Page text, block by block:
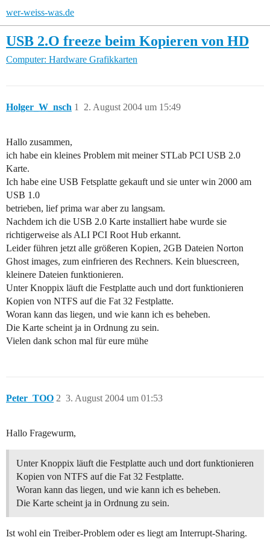
wer-weiss-was.de
USB 2.O freeze beim Kopieren von HD
Computer: Hardware Grafikkarten
Holger_W_nsch 2. August 2004 um 15:49
1
Hallo zusammen,
ich habe ein kleines Problem mit meiner STLab PCI USB 2.0
Karte.
Ich habe eine USB Fetsplatte gekauft und sie unter win 2000 am
USB 1.0
betrieben, lief prima war aber zu langsam.
Nachdem ich die USB 2.0 Karte installiert habe wurde sie
richtigerweise als ALI PCI Root Hub erkannt.
Leider führen jetzt alle größeren Kopien, 2GB Dateien Norton
Ghost images, zum einfrieren des Rechners. Kein bluescreen,
kleinere Dateien funktionieren.
Unter Knoppix läuft die Festplatte auch und dort funktionieren
Kopien von NTFS auf die Fat 32 Festplatte.
Woran kann das liegen, und wie kann ich es beheben.
Die Karte scheint ja in Ordnung zu sein.
Vielen dank schon mal für eure mühe
Peter_TOO 3. August 2004 um 01:53
2
Hallo Fragewurm,
Unter Knoppix läuft die Festplatte auch und dort funktionieren
Kopien von NTFS auf die Fat 32 Festplatte.
Woran kann das liegen, und wie kann ich es beheben.
Die Karte scheint ja in Ordnung zu sein.
Ist wohl ein Treiber-Problem oder es liegt am Interrupt-Sharing.